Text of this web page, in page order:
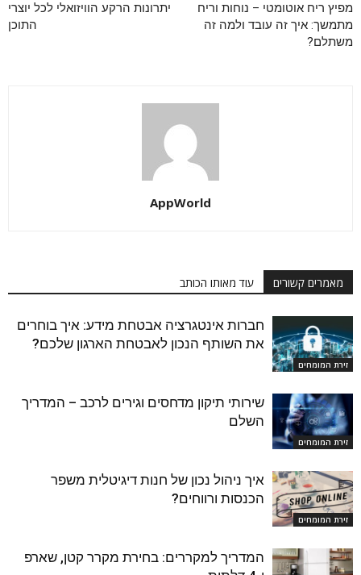
מפיץ ריח אוטומטי – נוחות וריח
מתמשך: איך זה עובד ולמה זה
משתלם?
יתרונות הרקע הוויזואלי לכל יוצרי
התוכן
AppWorld
מאמרים קשורים עוד מאותו הכותב
זירת המומחים
חברות אינטגרציה אבטחת מידע: איך בוחרים
את השותף הנכון לאבטחת הארגון שלכם?
זירת המומחים
שירותי תיקון מדחסים וגירים לרכב – המדריך
השלם
זירת המומחים
איך ניהול נכון של חנות דיגיטלית משפר
הכנסות ורווחים?
המדריך למקררים: בחירת מקרר קטן, שארפ